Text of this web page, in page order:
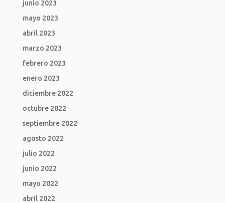
junio 2023
mayo 2023
abril 2023
marzo 2023
febrero 2023
enero 2023
diciembre 2022
octubre 2022
septiembre 2022
agosto 2022
julio 2022
junio 2022
mayo 2022
abril 2022